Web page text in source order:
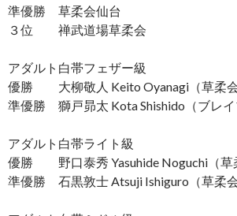
準優勝 草柔会仙台
３位 禅武道場草柔会
アダルト白帯フェザー級
優勝 大柳敬人 Keito Oyanagi（草柔会
準優勝 獅戸昴太 Kota Shishido（ブレイ
アダルト白帯ライト級
優勝 野口泰秀 Yasuhide Noguchi（草
準優勝 石黒敦士 Atsuji Ishiguro（草柔会